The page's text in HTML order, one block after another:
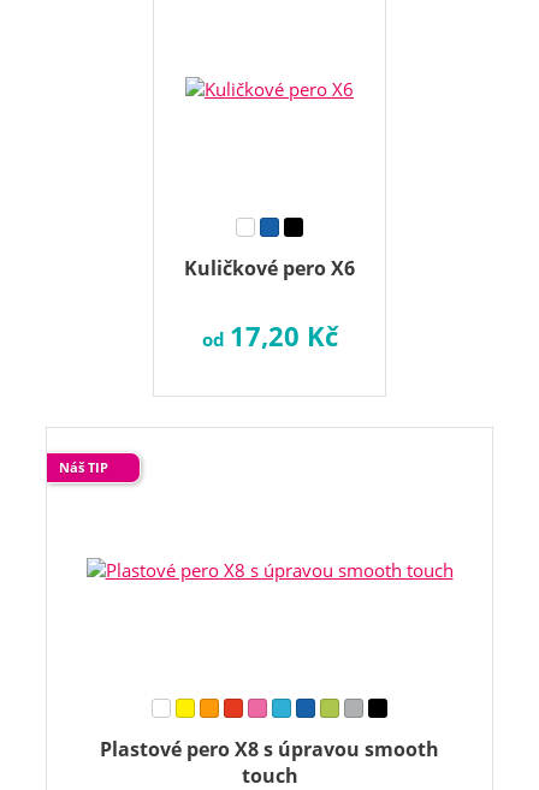
Kuličkové pero X6
od 17,20 Kč
Plastové pero X8 s úpravou smooth
touch
Náš TIP